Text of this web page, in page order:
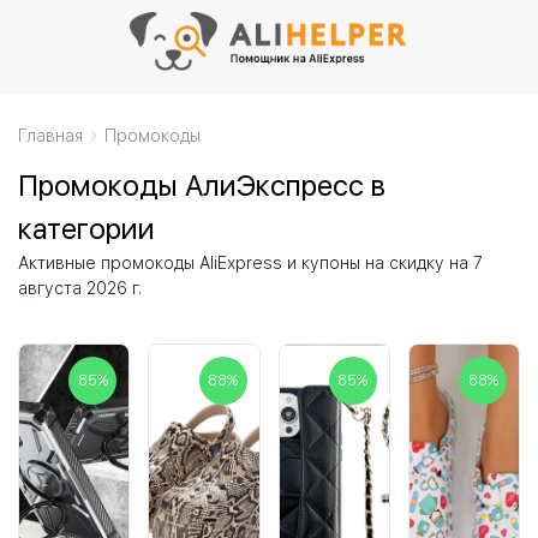
Главная Промокоды
Промокоды АлиЭкспресс в
категории
Активные промокоды AliExpress и купоны на скидку на 7
августа 2026 г.
85% 88% 85% 88%